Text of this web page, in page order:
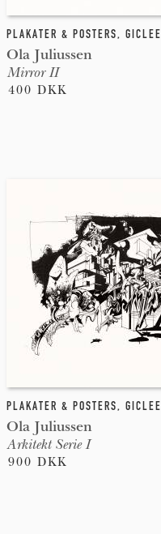
PLAKATER & POSTERS,GICLEE
Ola Juliussen
Mirror II
400 DKK
PLAKATER & POSTERS,GICLEE
Ola Juliussen
Arkitekt Serie I
900 DKK